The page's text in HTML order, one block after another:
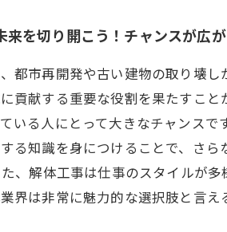
来を切り開こう！チャンスが広
都市再開発や古い建物の取り壊
貢献する重要な役割を果たすこ
いる人にとって大きなチャンス
る知識を身につけることで、さ
、解体工事は仕事のスタイルが
界は非常に魅力的な選択肢と言え